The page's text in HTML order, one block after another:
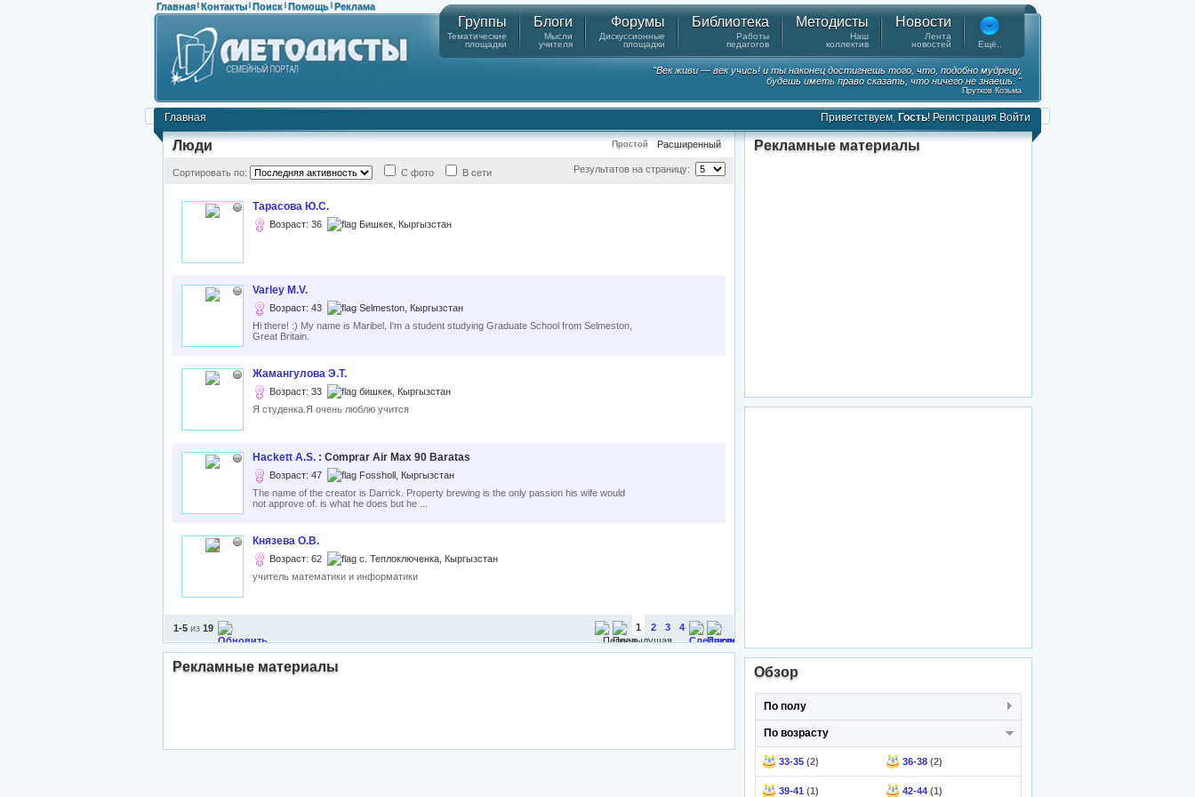
Главная | Контакты | Поиск | Помощь | Реклама
Группы
Тематические
площадки
Блоги
Мысли
учителя
Форумы
Дискуссионные
площадки
Библиотека
Работы
педагогов
Методисты
Наш
коллектив
Новости
Лента
новостей
Ещё..
"Век живи — век учись! и ты наконец достигнешь того, что, подобно мудрецу,
будешь иметь право сказать, что ничего не знаешь. "
Прутков Козьма
Главная Приветствуем, Гость! Регистрация Войти
Люди Простой Расширенный
Сортировать по: С фото В сети Результатов на страницу:
Тарасова Ю.С.
Возраст: 36 Бишкек, Кыргызстан
Varley M.V.
Возраст: 43
Selmeston, Кыргызстан
Hi there! :) My name is Maribel, I'm a student studying Graduate School from Selmeston,
Great Britain.
Жамангулова Э.Т.
Возраст: 33
бишкек, Кыргызстан
Я студенка.Я очень люблю учится
Hackett A.S. : Comprar Air Max 90 Baratas
Возраст: 47
Fossholl, Кыргызстан
The name of the creator is Darrick. Property brewing is the only passion his wife would
not approve of. is what he does but he ...
Князева О.В.
Возраст: 62
с. Теплоключенка, Кыргызстан
учитель математики и информатики
1-5 из 19 1 2 3 4
Рекламные материалы
Рекламные материалы
Обзор
По полу
По возрасту
33-35 (2) 36-38 (2)
39-41 (1) 42-44 (1)